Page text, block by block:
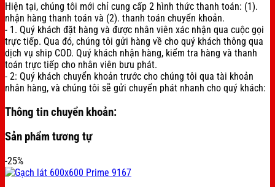
Hiện tại, chúng tôi mới chỉ cung cấp 2 hình thức thanh toán: (1).
nhận hàng thanh toán và (2). thanh toán chuyển khoản.
- 1. Quý khách đặt hàng và được nhân viên xác nhận qua cuộc gọi
trực tiếp. Qua đó, chúng tôi gửi hàng về cho quý khách thông qua
dịch vụ ship COD. Quý khách nhận hàng, kiểm tra hàng và thanh
toán trực tiếp cho nhân viên bưu phát.
- 2: Quý khách chuyển khoản trước cho chúng tôi qua tài khoản
nhân hàng, và chúng tôi sẽ gửi chuyển phát nhanh cho quý khách:
Thông tin chuyển khoản:
Sản phẩm tương tự
-25%